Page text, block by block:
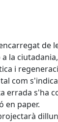
de
la
i
com
errada s'ha
en paper.